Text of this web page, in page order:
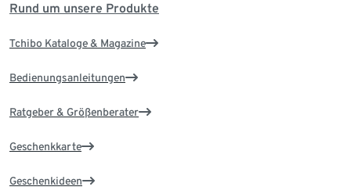
Rund um unsere Produkte
Tchibo Kataloge & Magazine
Bedienungsanleitungen
Ratgeber & Größenberater
Geschenkkarte
Geschenkideen